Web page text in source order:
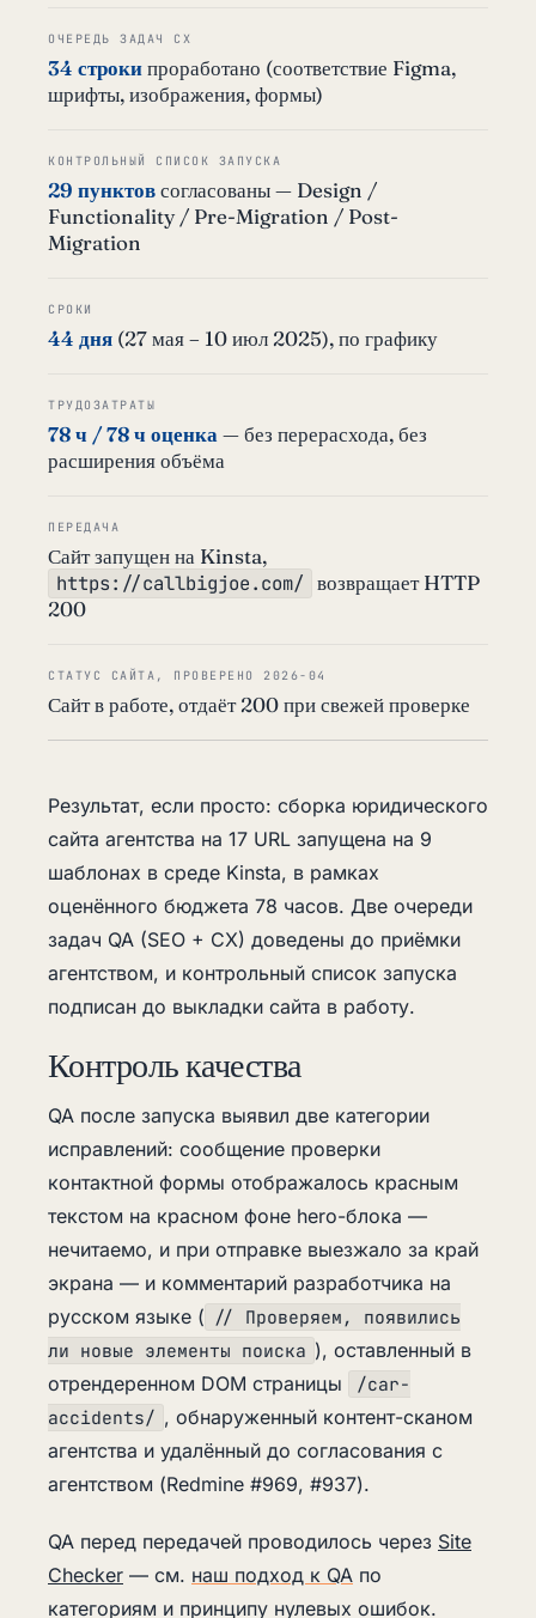
ОЧЕРЕДЬ ЗАДАЧ CX
34 строкипроработано (соответствие Figma,
шрифты, изображения, формы)
КОНТРОЛЬНЫЙ СПИСОК ЗАПУСКА
29 пунктовсогласованы — Design /
Functionality / Pre-Migration / Post-
Migration
СРОКИ
44 дня (27 мая – 10 июл 2025), по графику
ТРУДОЗАТРАТЫ
78 ч / 78 ч оценка — без перерасхода, без
расширения объёма
ПЕРЕДАЧА
Сайт запущен на Kinsta,
https://callbigjoe.com/ возвращает HTTP
200
СТАТУС САЙТА, ПРОВЕРЕНО 2026-04
Сайт в работе, отдаёт 200 при свежей проверке
Результат, если просто: сборка юридического
сайта агентства на 17 URL запущена на 9
шаблонах в среде Kinsta, в рамках
оценённого бюджета 78 часов. Две очереди
задач QA (SEO + CX) доведены до приёмки
агентством, и контрольный список запуска
подписан до выкладки сайта в работу.
Контроль качества
QA после запуска выявил две категории
исправлений: сообщение проверки
контактной формы отображалось красным
текстом на красном фоне hero-блока —
нечитаемо, и при отправке выезжало за край
экрана — и комментарий разработчика на
русском языке ( // Проверяем, появились
ли новые элементы поиска ), оставленный в
отрендеренном DOM страницы
/car-
accidents/ , обнаруженный контент-сканом
агентства и удалённый до согласования с
агентством (Redmine #969, #937).
QA перед передачей проводилось через Site
Checker — см. наш подход к QA по
категориям и принципу нулевых ошибок.